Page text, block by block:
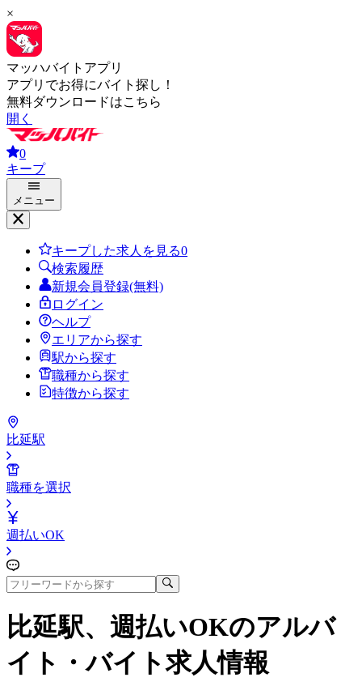
×
マッハバイトアプリ
アプリでお得にバイト探し！
無料ダウンロードはこちら
開く
0
キープ
メニュー
キープした求人を見る0
検索履歴
新規会員登録(無料)
ログイン
ヘルプ
エリアから探す
駅から探す
職種から探す
特徴から探す
比延駅
職種を選択
週払いOK
比延駅、週払いOKのアルバ
イト・バイト求人情報